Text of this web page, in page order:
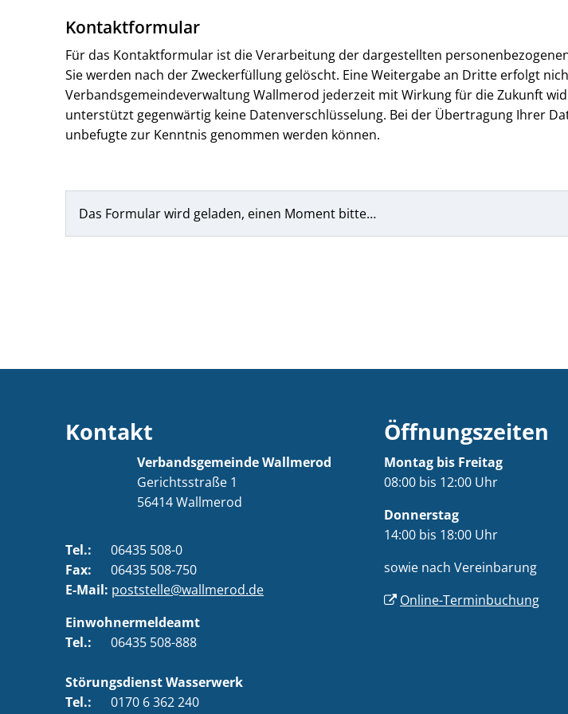
Kontaktformular
Für das Kontaktformular ist die Verarbeitung der dargestellten
Sie werden nach der Zweckerfüllung gelöscht. Eine Weitergabe an Dritte erfolgt
Verbandsgemeindeverwaltung Wallmerod jederzeit mit Wirkung für die Zukunft
unterstützt gegenwärtig keine Datenverschlüsselung. Bei der Übertragung Ihrer
unbefugte zur Kenntnis genommen werden können.
Das Formular wird geladen, einen Moment bitte…
Kontakt
Verbandsgemeinde Wallmerod
Gerichtsstraße 1
56414Wallmerod
Tel.:
06435 508-0
Fax: 06435 508-750
E-Mail: poststelle@wallmerod.de
Einwohnermeldeamt
Tel.: 06435 508-888
Störungsdienst Wasserwerk
Tel.: 0170 6 362 240
Öffnungszeiten
Montag bis Freitag
08:00 bis 12:00 Uhr
Donnerstag
14:00 bis 18:00 Uhr
sowie nach Vereinbarung
Online-Terminbuchung